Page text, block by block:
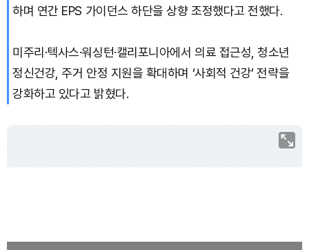
하며 연간 EPS 가이던스 하단을 상향 조정했다고 전했다.
미주리·텍사스·워싱턴·캘리포니아에서 의료 접근성, 청소년
정신건강, 주거 안정 지원을 확대하며 ‘사회적 건강’ 전략을
강화하고 있다고 밝혔다.